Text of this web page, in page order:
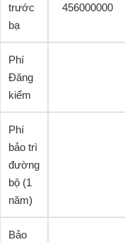
trước
bạ
456000000
Phí
Đăng
kiểm
Phí
bảo trì
đường
bộ (1
năm)
Bảo